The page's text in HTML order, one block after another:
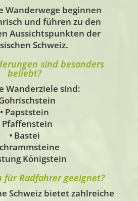
Wanderwege beginnen
und führen zu den
Aussichtspunkten der
Schweiz.
sind besonders
beliebt?
Wanderziele sind:
• Papststein
Pfaffenstein
• Bastei
Königstein
für Radfahrer geeignet?
Schweiz bietet zahlreiche